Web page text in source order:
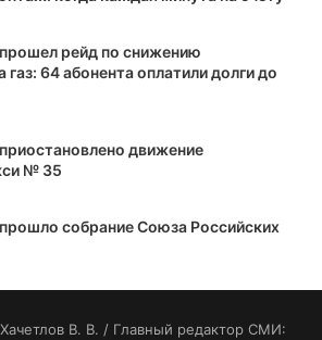
рейд по снижению
газ: 64 абонента оплатили долги до
движение
№ 35
собрание Союза Российских
B. B. / Главный редактор СМИ: